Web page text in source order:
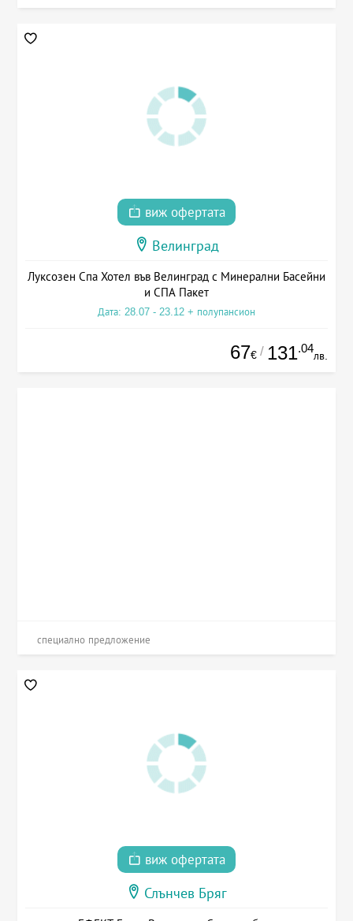
виж офертата
Велинград
Луксозен Спа Хотел във Велинград с Минерални Басейни
и СПА Пакет
Дата: 28.07 - 23.12 + полупансион
67€ / 131.04
лв.
специално предложение
виж офертата
Слънчев Бряг